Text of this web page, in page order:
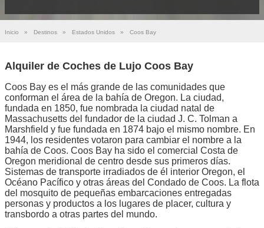
Inicio » Destinos » Estados Unidos » Coos Bay
Alquiler de Coches de Lujo Coos Bay
Coos Bay es el más grande de las comunidades que
conforman el área de la bahía de Oregon. La ciudad,
fundada en 1850, fue nombrada la ciudad natal de
Massachusetts del fundador de la ciudad J. C. Tolman a
Marshfield y fue fundada en 1874 bajo el mismo nombre. En
1944, los residentes votaron para cambiar el nombre a la
bahía de Coos. Coos Bay ha sido el comercial Costa de
Oregon meridional de centro desde sus primeros días.
Sistemas de transporte irradiados de él interior Oregon, el
Océano Pacífico y otras áreas del Condado de Coos. La flota
del mosquito de pequeñas embarcaciones entregadas
personas y productos a los lugares de placer, cultura y
transbordo a otras partes del mundo.